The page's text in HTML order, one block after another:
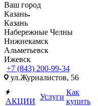
Ваш город
Казань
Казань
Набережные Челны
Нижнекамск
Альметьевск
Ижевск
+7 (843) 200-99-34
ул.Журналистов, 56
АКЦИИ
Услуги
Как
купить